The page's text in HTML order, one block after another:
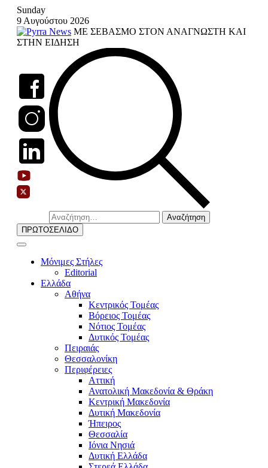
Skip
content
Sunday
9 Αυγούστου 2026
ΜΕ ΣΕΒΑΣΜΟ ΣΤΟΝ ΑΝΑΓΝΩΣΤΗ ΚΑΙ
ΣΤΗΝ ΕΙΔΗΣΗ
Αναζήτηση
για:
ΠΡΩΤΟΣΕΛΙΔΟ
Μόνιμες Στήλες
Editorial
Ελλάδα
Αθήνα
Κεντρικός Τομέας
Βόρειος Τομέας
Νότιος Τομέας
Δυτικός Τομέας
Πειραιάς
Θεσσαλονίκη
Περιφέρειες
Αττική
Ανατολική Μακεδονία & Θράκη
Κεντρική Μακεδονία
Δυτική Μακεδονία
Ήπειρος
Θεσσαλία
Ιόνια Νησιά
Δυτική Ελλάδα